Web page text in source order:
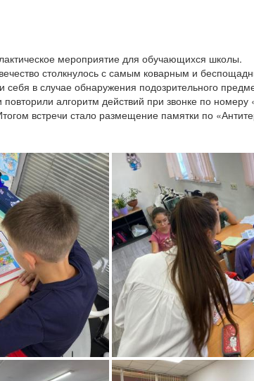
мероприятие для обучающихся школы.
столкнулось с самым коварным и
в случае обнаружения подозрительного
алгоритм действий при звонке по номеру
встречи стало размещение памятки по